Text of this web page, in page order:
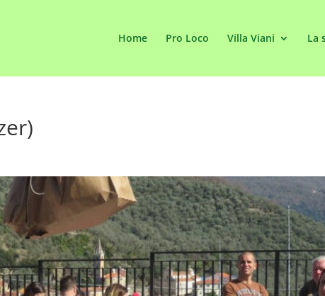
Home Pro Loco Villa Viani La